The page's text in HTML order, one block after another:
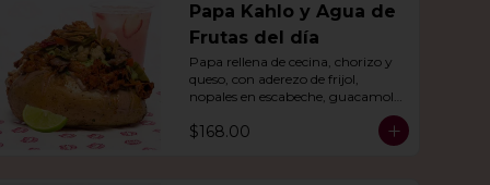
Papa Kahlo y Agua de
Frutas del día
Papa rellena de cecina, chorizo y
queso, con aderezo de frijol,
nopales en escabeche, guacamole
maíz.
$168.00